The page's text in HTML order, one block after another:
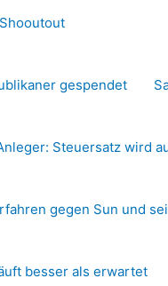
gespendet
Steuersatz wird
gegen Sun und
besser als erwartet